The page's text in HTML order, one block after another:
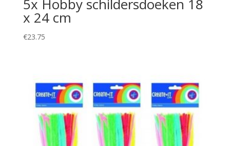
5x Hobby schildersdoeken 18
x 24 cm
€23.75